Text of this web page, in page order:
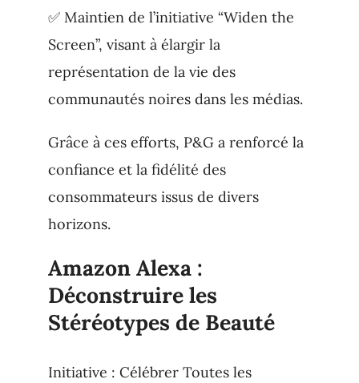
✅ Maintien de l’initiative “Widen the
Screen”, visant à élargir la
représentation de la vie des
communautés noires dans les médias.
Grâce à ces efforts, P&G a renforcé la
confiance et la fidélité des
consommateurs issus de divers
horizons.
Amazon Alexa :
Déconstruire les
Stéréotypes de Beauté
Initiative : Célébrer Toutes les